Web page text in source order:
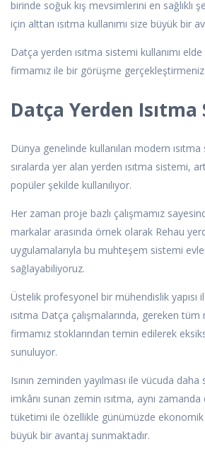
birinde soğuk kış mevsimlerini en sağlıklı
için alttan ısıtma kullanımı size büyük bir
Datça yerden ısıtma sistemi kullanımı
firmamız ile bir görüşme
Datça Yerden
Dünya genelinde kullanılan modern
sıralarda yer alan yerden ısıtma sistemi,
popüler şekilde kullanılıyor.
Her zaman proje bazlı çalışmamız
markalar arasında örnek olarak Rehau
uygulamalarıyla bu muhteşem sistemi
sağlayabiliyoruz.
Üstelik profesyonel bir mühendislik yapısı
ısıtma Datça çalışmalarında, gereken
firmamız stoklarından temin edilerek
sunuluyor.
Isının zeminden yayılması ile vücuda daha
imkânı sunan zemin ısıtma, aynı
tüketimi ile özellikle günümüzde
büyük bir avantaj sunmaktadır.